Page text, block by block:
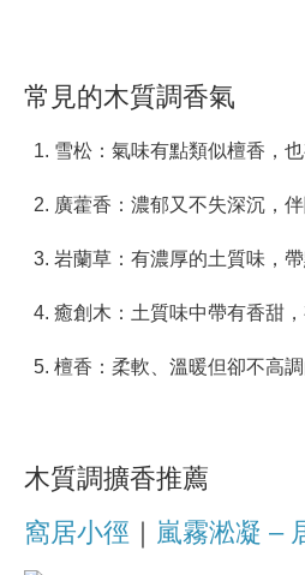
常見的木質調香氣
雪松：氣味有點類似檀香，
廣藿香：濃郁又不失深沉，
岩蘭草：有濃厚的土質味，
癒創木：土質味中帶有香甜
檀香：柔軟、溫暖但卻不高調
木質調擴香推薦
窩居小徑 ｜ 嵐霧淞凝 –